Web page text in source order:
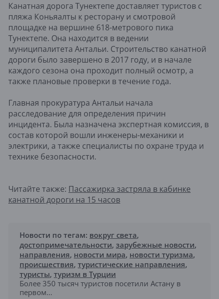
Канатная дорога Тунектепе доставляет туристов с
пляжа Коньяалты к ресторану и смотровой
площадке на вершине 618-метрового пика
Тунектепе. Она находится в ведении
муниципалитета Антальи. Строительство канатной
дороги было завершено в 2017 году, и в начале
каждого сезона она проходит полный осмотр, а
также плановые проверки в течение года.
Главная прокуратура Антальи начала
расследование для определения причин
инцидента. Была назначена экспертная комиссия, в
состав которой вошли инженеры-механики и
электрики, а также специалисты по охране труда и
технике безопасности.
Читайте также: Пассажирка застряла в кабинке
канатной дороги на 15 часов
Новости по тегам: вокруг света,
достопримечательности, зарубежные новости,
направления, новости мира, новости туризма,
происшествия, туристические направления,
туристы, туризм в Турции
Более 350 тысяч туристов посетили Астану в
первом...